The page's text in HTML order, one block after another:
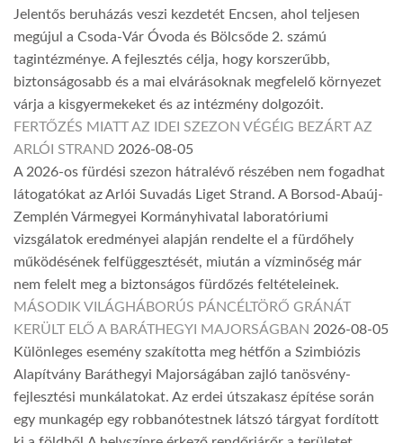
Jelentős beruházás veszi kezdetét Encsen, ahol teljesen
megújul a Csoda-Vár Óvoda és Bölcsőde 2. számú
tagintézménye. A fejlesztés célja, hogy korszerűbb,
biztonságosabb és a mai elvárásoknak megfelelő környezet
várja a kisgyermekeket és az intézmény dolgozóit.
FERTŐZÉS MIATT AZ IDEI SZEZON VÉGÉIG BEZÁRT AZ
ARLÓI STRAND 2026-08-05
A 2026-os fürdési szezon hátralévő részében nem fogadhat
látogatókat az Arlói Suvadás Liget Strand. A Borsod-Abaúj-
Zemplén Vármegyei Kormányhivatal laboratóriumi
vizsgálatok eredményei alapján rendelte el a fürdőhely
működésének felfüggesztését, miután a vízminőség már
nem felelt meg a biztonságos fürdőzés feltételeinek.
MÁSODIK VILÁGHÁBORÚS PÁNCÉLTÖRŐ GRÁNÁT
KERÜLT ELŐ A BARÁTHEGYI MAJORSÁGBAN 2026-08-05
Különleges esemény szakította meg hétfőn a Szimbiózis
Alapítvány Baráthegyi Majorságában zajló tanösvény-
fejlesztési munkálatokat. Az erdei útszakasz építése során
egy munkagép egy robbanótestnek látszó tárgyat fordított